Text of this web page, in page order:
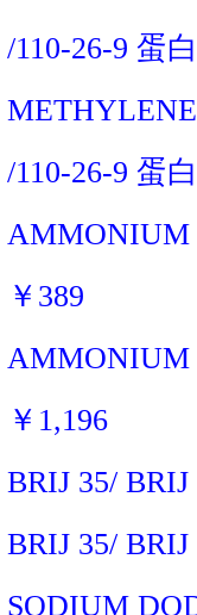
/110-26-9 蛋
/110-26-9 蛋
AMMONIUM
￥ 389
AMMONIUM
￥ 1,196
BRIJ 35/ BRIJ
BRIJ 35/ BRIJ
SODIUM